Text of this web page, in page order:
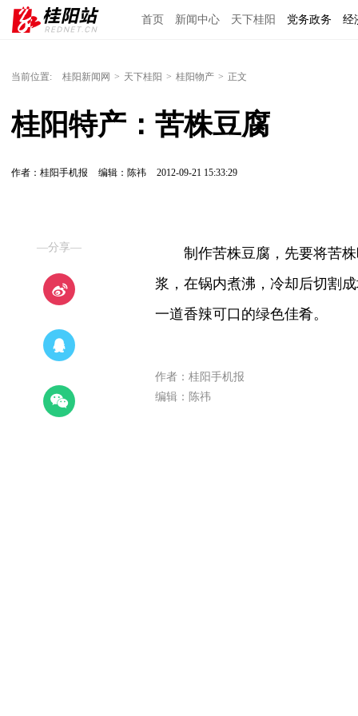
首页 新闻中心 天下桂阳 党务政务 经
当前位置: 桂阳新闻网 > 天下桂阳 > 桂阳物产 > 正文
桂阳特产：苦株豆腐
作者：桂阳手机报 编辑：陈祎 2012-09-21 15:33:29
—分享—
制作苦株豆腐，先要将苦株
浆，在锅内煮沸，冷却后切割
一道香辣可口的绿色佳肴。
作者：桂阳手机报
编辑：陈祎